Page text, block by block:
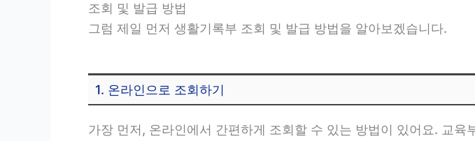
조회 및 발급 방법
그럼 제일 먼저 생활기록부 조회 및 발급 방법을 알아보겠습니다.
1. 온라인으로 조회하기
가장 먼저, 온라인에서 간편하게 조회할 수 있는 방법이 있어요. 교